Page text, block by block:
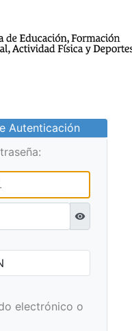
Autenticación
Ver
electrónico o